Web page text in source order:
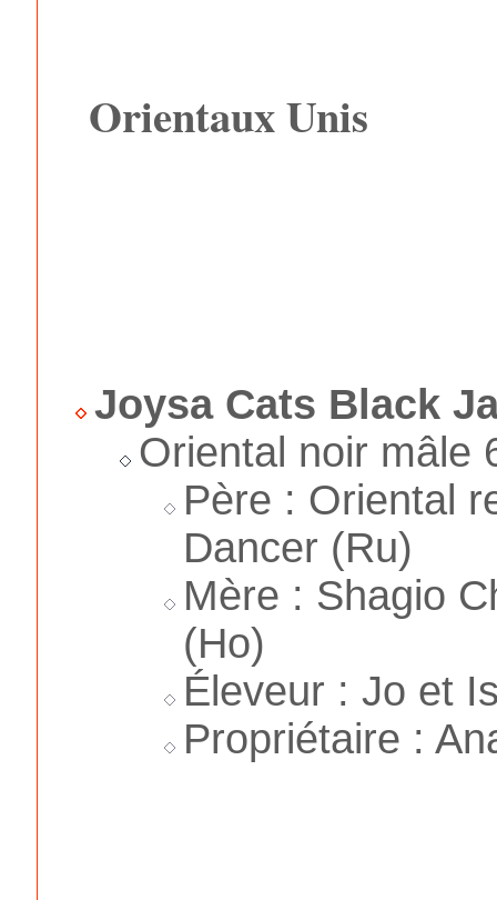
Orientaux Unis
Joysa Cats Black
Oriental noir mâle
Père : Oriental
Dancer (Ru)
Mère : Shagio
(Ho)
Éleveur : Jo et
Propriétaire :